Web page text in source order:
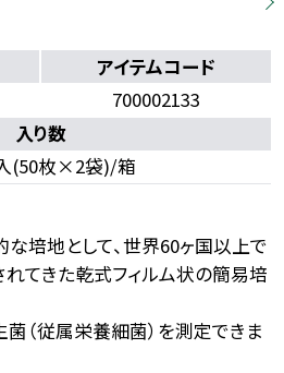
アイテムコード
700002133
入り数
(50枚×2袋)/箱
培地として、世界60ヶ国以上で
てきた乾式フィルム状の簡易培
（従属栄養細菌）を測定できま